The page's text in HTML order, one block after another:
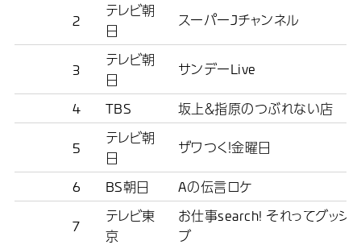
2
テレビ朝
日
スーパーJチャンネル
3
テレビ朝
日
サンデーLive
4 TBS 坂上＆指原のつぶれない店
5
テレビ朝
日
ザワつく！金曜日
6 BS朝日 Aの伝言ロケ
7
テレビ東
京
お仕事search! それってグッジョ
ブ